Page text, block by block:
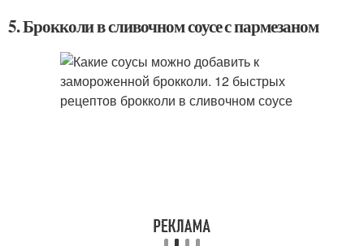
5. Брокколи в сливочном соусе с пармезаном